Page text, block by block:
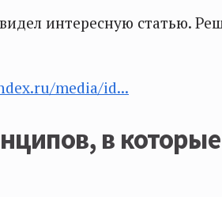
интересную статью.
media/id...
в